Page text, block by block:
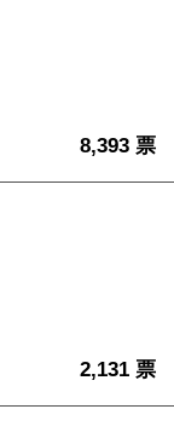
8,393 票
2,131 票